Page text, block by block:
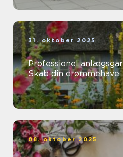
31. oktober 2025
Professionel
Skab din drømmehave
08. oktober 2025